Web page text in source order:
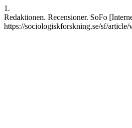
1.
Redaktionen. Recensioner. SoFo
https://sociologiskforskning.se/sf/